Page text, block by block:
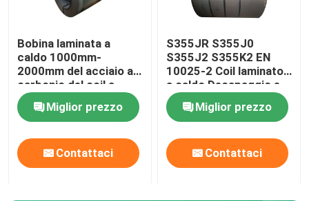
Bobina laminata a
caldo 1000mm-
2000mm del acciaio al
carbonio del coil a
caldo di Q355 A36 HRC
Miglior prezzo
Contattaci
S355JR S355J0
S355J2 S355K2 EN
10025-2 Coil laminato
a caldo Decapaggio e
oliatura Coil in acciaio
laminato a caldo
Miglior prezzo
Contattaci